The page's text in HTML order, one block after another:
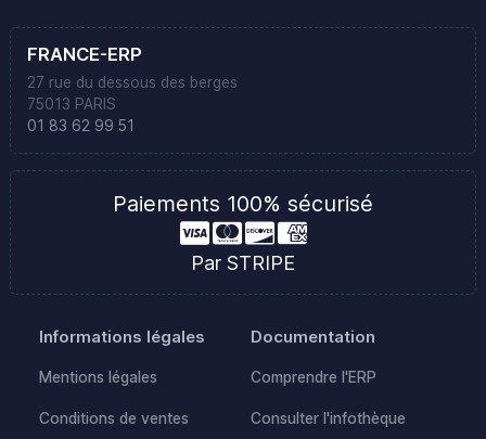
FRANCE-ERP
27 rue du dessous des berges
75013 PARIS
01 83 62 99 51
Paiements 100% sécurisé
Par STRIPE
Informations légales
Mentions légales
Conditions de ventes
Documentation
Comprendre l'ERP
Consulter l'infothèque